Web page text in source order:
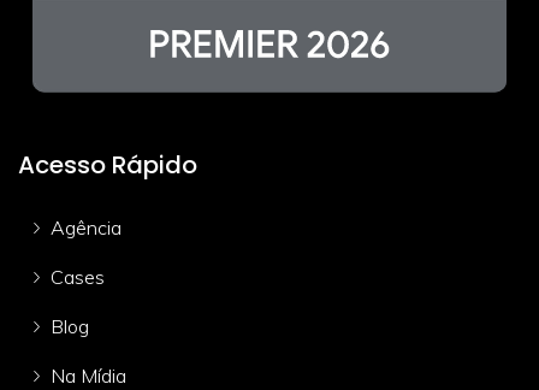
Acesso Rápido
Agência
Cases
Blog
Na Mídia